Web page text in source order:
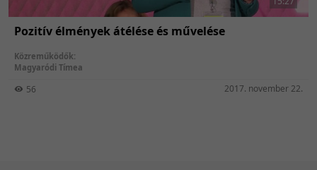
Pozitív élmények átélése és művelése
Közreműködők:
Magyaródi Tímea
56 2017. november 22.